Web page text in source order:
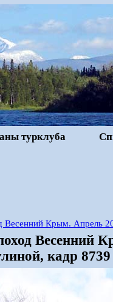
турклуба
Весенний Крым. Апрель
Весенний
кадр 8739